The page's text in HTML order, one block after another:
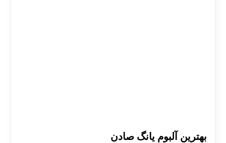
بهترین آلبوم یانگ صادن